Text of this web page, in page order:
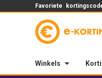
Favoriete
Winkels